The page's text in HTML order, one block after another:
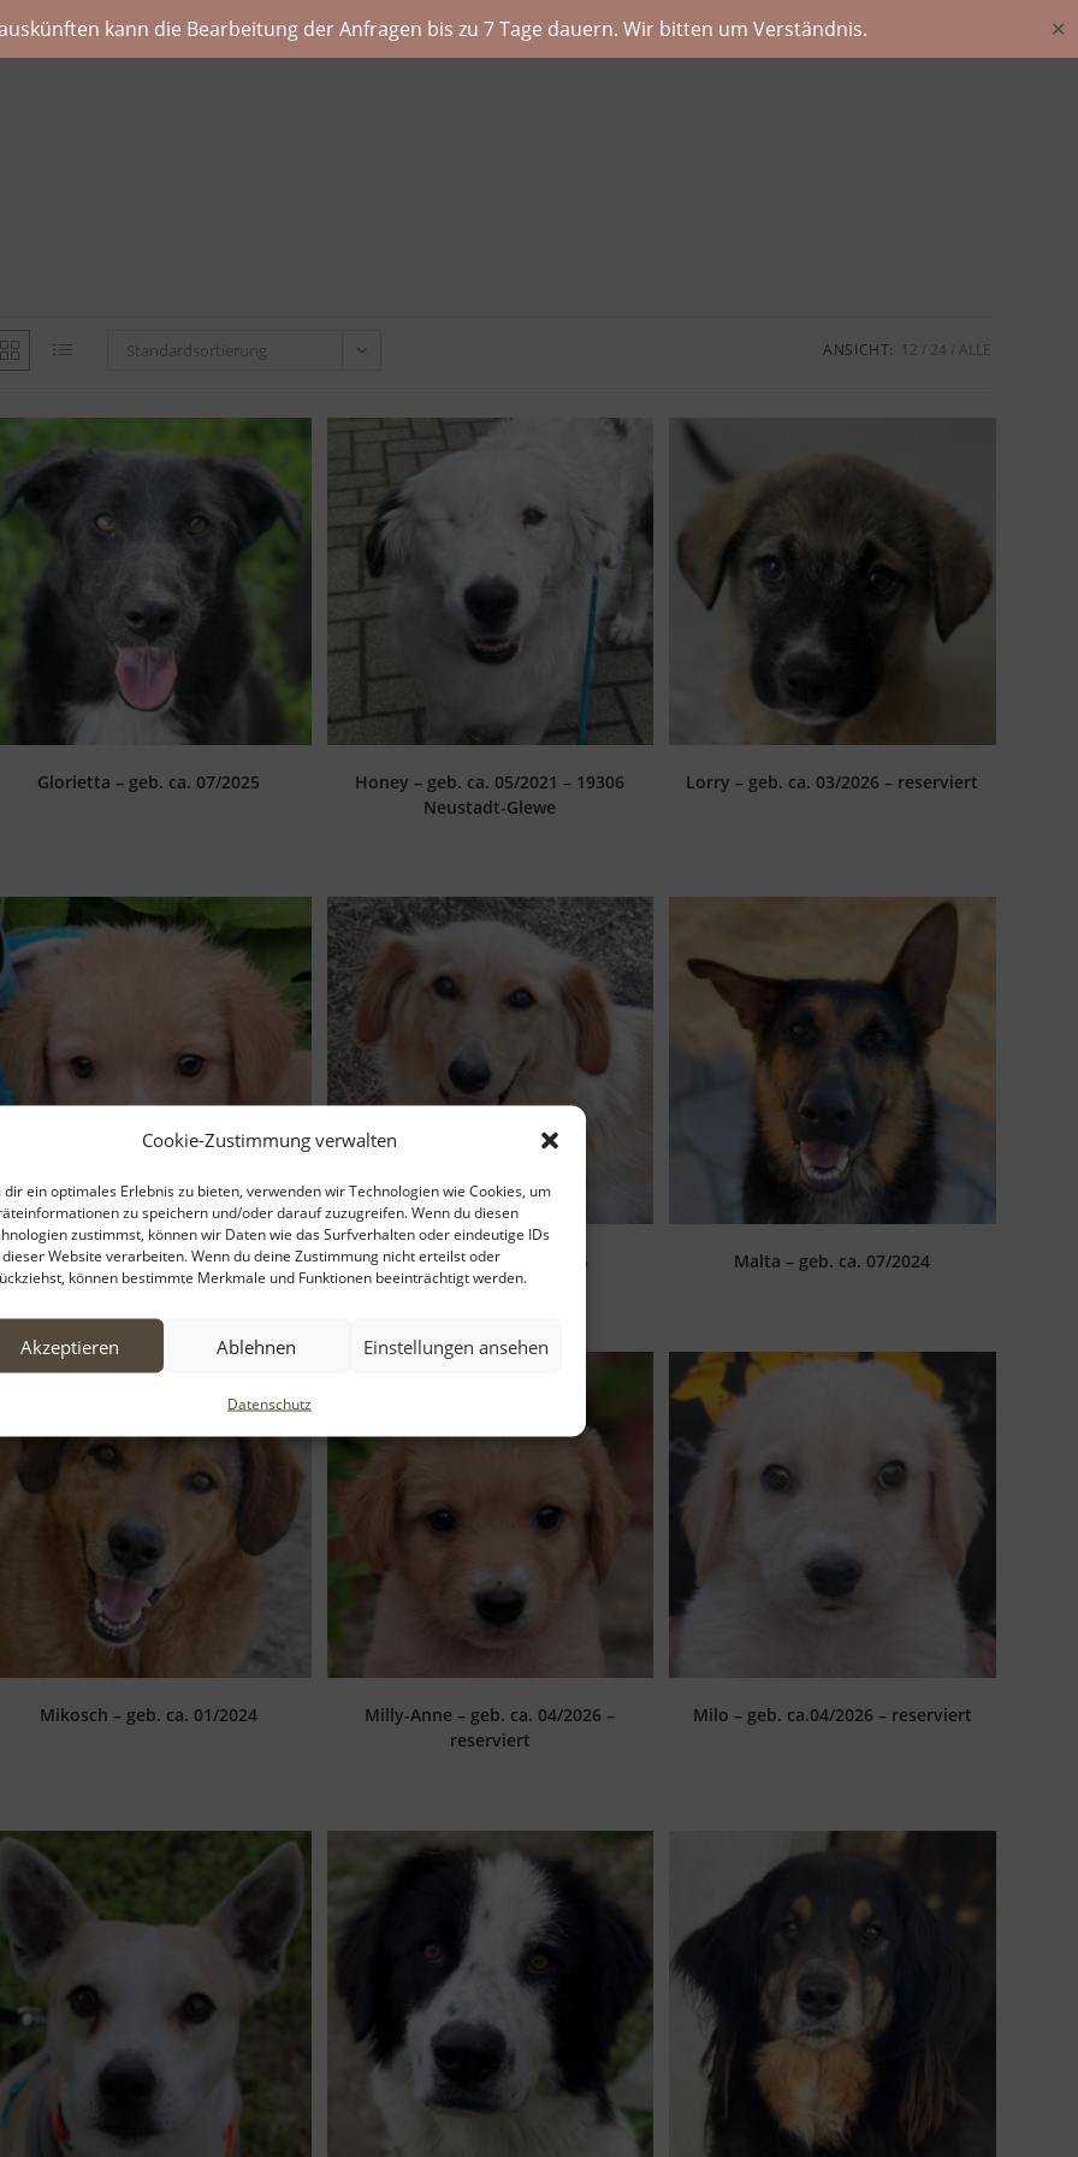
kann die Bearbeitung der Anfragen bis zu 7 Tage dauern. Wir bitten um Verständnis. ✕
Cookie-Zustimmung verwalten
dir ein optimales Erlebnis zu bieten, verwenden wir Technologien wie Cookies, um
zu speichern und/oder darauf zuzugreifen. Wenn du diesen
zustimmst, können wir Daten wie das Surfverhalten oder eindeutige IDs
Website verarbeiten. Wenn du deine Zustimmung nicht erteilst oder
können bestimmte Merkmale und Funktionen beeinträchtigt werden.
Akzeptieren Ablehnen Einstellungen ansehen
Datenschutz
Standardsortierung ANSICHT: 12 24 ALLE
Glorietta – geb. ca. 07/2025
Honey – geb. ca. 05/2021 – 19306
Neustadt-Glewe
Lorry – geb. ca. 03/2026 – reserviert
Lucas – geb. ca. 04/2026 – reserviert Maira – geb. ca. 01/2025 Malta – geb. ca. 07/2024
Mikosch – geb. ca. 01/2024
Milly-Anne – geb. ca. 04/2026 –
reserviert
Milo – geb. ca.04/2026 – reserviert